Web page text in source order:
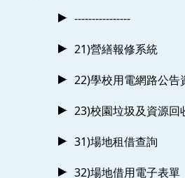
----------------
21)營繕報修系統
22)學校用電網路公告
23)校園垃圾及資源回
31)場地租借查詢
32)場地借用電子表單